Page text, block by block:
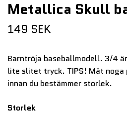
Metallica Skull
149 SEK
Barntröja baseballmodell. 3/4
lite slitet tryck. TIPS! Mät
innan du bestämmer storlek.
Storlek